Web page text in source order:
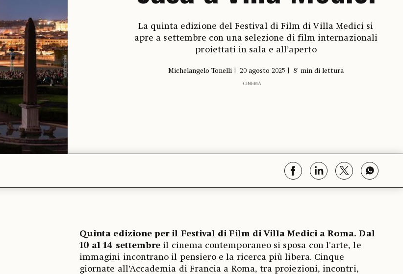
La quinta edizione del Festival di Film di Villa Medici si
apre a settembre con una selezione di film internazionali
proiettati in sala e all’aperto
Michelangelo Tonelli 20 agosto 2025 8' min di lettura
CINEMA
Quinta edizione per il Festival di Film di Villa Medici a Roma. Dal
10 al 14 settembre il cinema contemporaneo si sposa con l'arte, le
immagini incontrano il pensiero e la ricerca più libera. Cinque
giornate all’Accademia di Francia a Roma, tra proiezioni, incontri,